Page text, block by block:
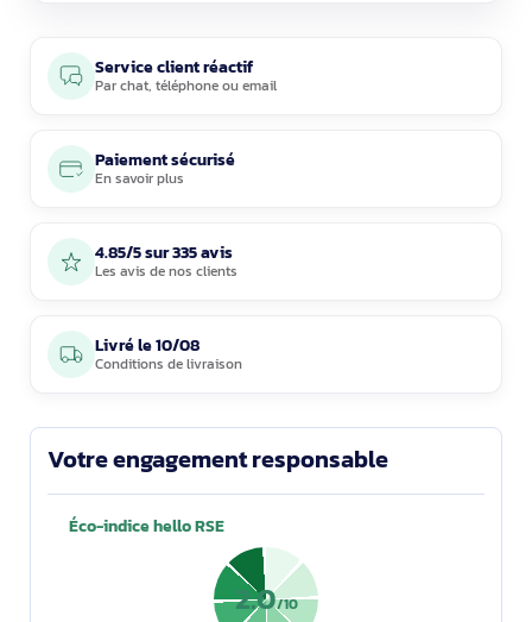
Service client réactif
Parchat, téléphoneouemail
Paiement sécurisé
En savoir plus
4.85/5 sur 335 avis
Les avis de nos clients
Livré le10/08
Conditions de livraison
Votre engagement responsable
Éco-indice hello RSE
2.0/10